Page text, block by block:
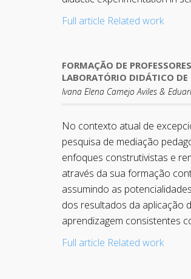
Full article Related work
FORMAÇÃO DE
LABORATÓRIO DIDÁTICO DE
Ivana Elena Camejo Aviles &
No contexto atual de
pesquisa de mediação
enfoques construtivistas e
através da sua formação
assumindo as
dos resultados da aplicação
aprendizagem consistentes
Full article Related work